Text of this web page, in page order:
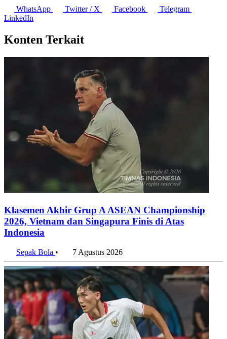
WhatsApp
Twitter / X Facebook
Telegram
LinkedIn
Konten Terkait
Klasemen Akhir Grup A ASEAN Championship
2026, Vietnam dan Singapura Finis di Atas
Indonesia
Sepak Bola • 7 Agustus 2026